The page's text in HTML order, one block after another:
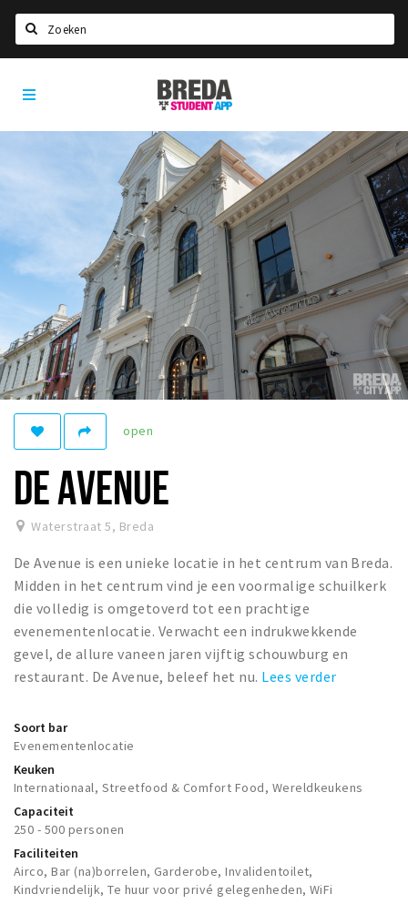
HOME
Voel je thuis in Breda | GoodMood
Welkom in Breda
Studentenverenigingen
Studentenraad
Studentenroutes
New in town? Check FAQ!
WONEN
Woonruimte
Inschrijven gemeente
Zorgverzekering
Huisarts en eerste hulp
Q&A
KORTING
Breda Student Shop
Draai aan het rad!
VRIJE TIJD
Nieuws
Agenda
Musea, theaters & podia
Uitjes & activiteiten
Studentenroutes
Breda
Student
open
DE AVENUE
Waterstraat 5, Breda
De Avenue is een unieke locatie in het centrum van Breda.
Midden in het centrum vind je een voormalige schuilkerk
die volledig is omgetoverd tot een prachtige
evenementenlocatie. Verwacht een indrukwekkende
gevel, de allure vaneen jaren vijftig schouwburg en
restaurant. De Avenue, beleef het nu. Lees verder
Soort bar
Evenementenlocatie
Keuken
Internationaal, Streetfood & Comfort Food, Wereldkeukens
Capaciteit
250 - 500 personen
Faciliteiten
Airco, Bar (na)borrelen, Garderobe, Invalidentoilet,
Kindvriendelijk, Te huur voor privé gelegenheden, WiFi